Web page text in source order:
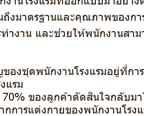
งมาตรฐานและคุณภาพของก
ำงาน และช่วยให้พนักงานสา
องชุดพนักงานโรงแรมอยู่ที่กา
แรม
ของลูกค้าตัดสินใจกลับมา
กการแต่งกายของพนักงานโรง